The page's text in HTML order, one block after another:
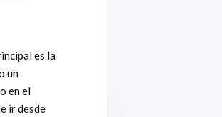
es la
un
en el
ir desde